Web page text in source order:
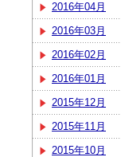
2016年04月
2016年03月
2016年02月
2016年01月
2015年12月
2015年11月
2015年10月